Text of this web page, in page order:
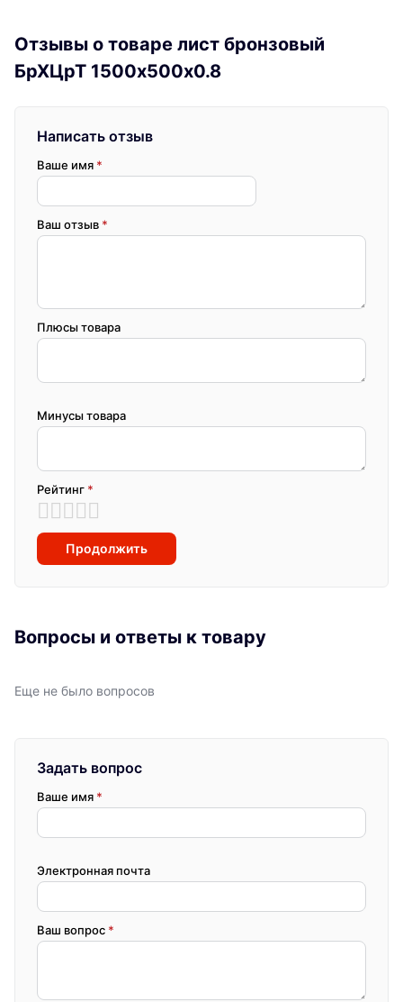
Отзывы о товаре лист бронзовый
БрХЦрТ 1500х500х0.8
Написать отзыв
Ваше имя *
Ваш отзыв *
Плюсы товара
Минусы товара
Рейтинг *
Продолжить
Вопросы и ответы к товару
Еще не было вопросов
Задать вопрос
Ваше имя *
Электронная почта
Ваш вопрос *